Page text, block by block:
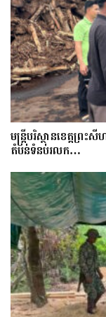
មន្រ្តីបរិស្ថានខេត្តព្
តំបន់ទំនប់រលក…